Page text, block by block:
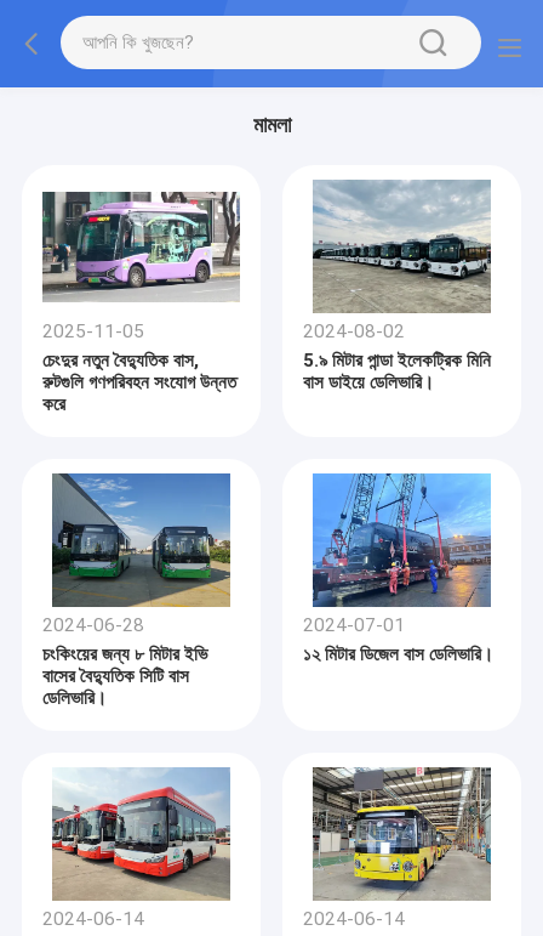
মামলা
2025-11-05
চেংদুর নতুন বৈদ্যুতিক বাস,
রুটগুলি গণপরিবহন সংযোগ উন্নত
করে
2024-08-02
5.৯ মিটার পান্ডা ইলেকট্রিক মিনি
বাস ডাইয়ে ডেলিভারি।
2024-06-28
চংকিংয়ের জন্য ৮ মিটার ইভি
বাসের বৈদ্যুতিক সিটি বাস
ডেলিভারি।
2024-07-01
১২ মিটার ডিজেল বাস ডেলিভারি।
2024-06-14
2024-06-14